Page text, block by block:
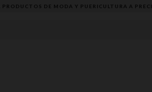
DE MODA Y PUERICULTURA A